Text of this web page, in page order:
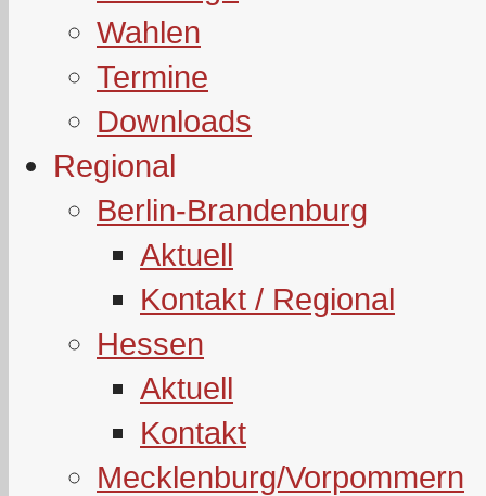
Wahlen
Termine
Downloads
Regional
Berlin-Brandenburg
Aktuell
Kontakt / Regional
Hessen
Aktuell
Kontakt
Mecklenburg/Vorpommern